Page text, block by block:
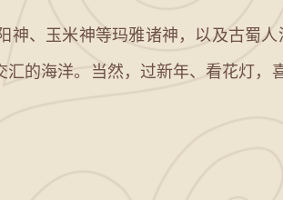
、玉米神等玛雅诸神，以及古蜀
汇的海洋。当然，过新年、看花灯